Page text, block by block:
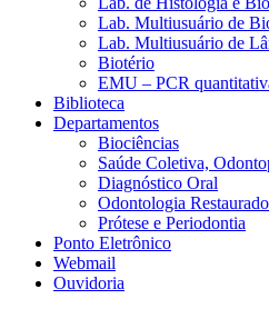
Lab. Multiusuário de
Lab. Multiusuário de
Biotério
EMU – PCR
Biblioteca
Departamentos
Biociências
Saúde Coletiva,
Diagnóstico Oral
Odontologia
Prótese e Periodontia
Ponto Eletrônico
Webmail
Ouvidoria